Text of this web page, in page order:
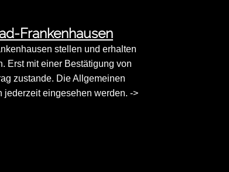
Frankenhausen
stellen und erhalten
Erst mit einer Bestätigung von
zustande. Die Allgemeinen
jederzeit eingesehen werden. ->